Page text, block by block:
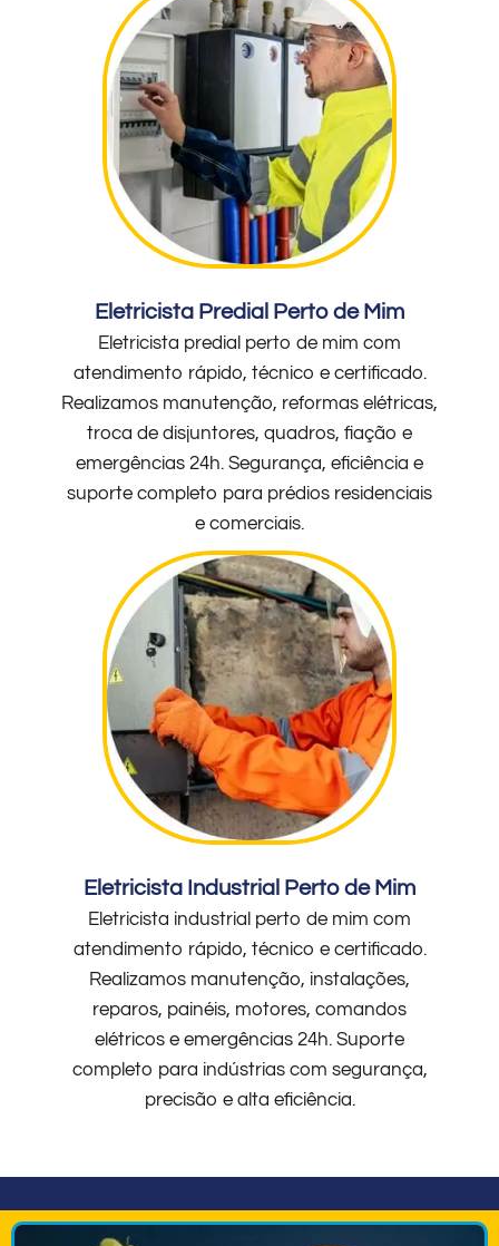
Eletricista Predial Perto de Mim
Eletricista predial perto de mim com
atendimento rápido, técnico e certificado.
Realizamos manutenção, reformas elétricas,
troca de disjuntores, quadros, fiação e
emergências 24h. Segurança, eficiência e
suporte completo para prédios residenciais
e comerciais.
Eletricista Industrial Perto de Mim
Eletricista industrial perto de mim com
atendimento rápido, técnico e certificado.
Realizamos manutenção, instalações,
reparos, painéis, motores, comandos
elétricos e emergências 24h. Suporte
completo para indústrias com segurança,
precisão e alta eficiência.